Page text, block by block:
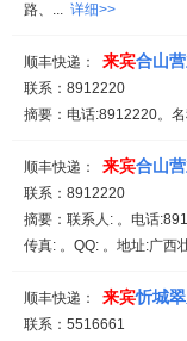
路、... 详细>>
顺丰快递： 来宾合山
联系：8912220
摘要：电话:8912220。
顺丰快递： 来宾合山
联系：8912220
摘要：联系人: 。电话
传真: 。QQ: 。地址:广西
顺丰快递： 来宾忻城
联系：5516661